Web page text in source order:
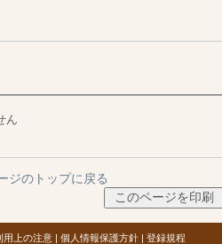
ん
ジのトップに戻る
用上の注意 | 個人情報保護方針 | 登録規程